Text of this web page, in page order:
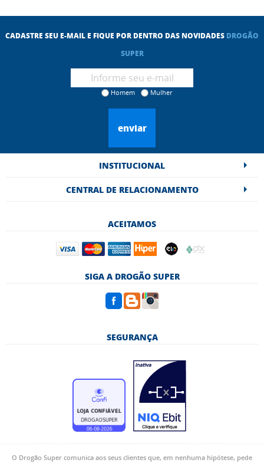
CADASTRE SEU E-MAIL E FIQUE POR DENTRO DAS NOVIDADES DROGÃO
SUPER
Homem Mulher
enviar
INSTITUCIONAL
CENTRAL DE RELACIONAMENTO
ACEITAMOS
SIGA A DROGÃO SUPER
SEGURANÇA
O Drogão Super comunica aos seus clientes que, em nenhuma hipótese, pede